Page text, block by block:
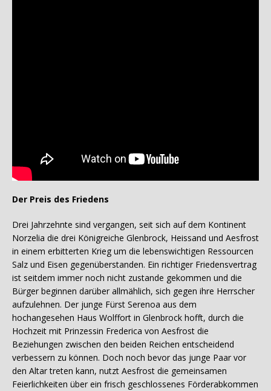
Der Preis des Friedens
Drei Jahrzehnte sind vergangen, seit sich auf dem Kontinent
Norzelia die drei Königreiche Glenbrock, Heissand und Aesfrost
in einem erbitterten Krieg um die lebenswichtigen Ressourcen
Salz und Eisen gegenüberstanden. Ein richtiger Friedensvertrag
ist seitdem immer noch nicht zustande gekommen und die
Bürger beginnen darüber allmählich, sich gegen ihre Herrscher
aufzulehnen. Der junge Fürst Serenoa aus dem
hochangesehen Haus Wolffort in Glenbrock hofft, durch die
Hochzeit mit Prinzessin Frederica von Aesfrost die
Beziehungen zwischen den beiden Reichen entscheidend
verbessern zu können. Doch noch bevor das junge Paar vor
den Altar treten kann, nutzt Aesfrost die gemeinsamen
Feierlichkeiten über ein frisch geschlossenes Förderabkommen